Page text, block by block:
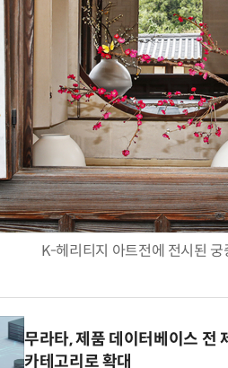
K-헤리티지 아트전에 전시된 궁
무라타, 제품 데이터베이스
카테고리로 확대
현업에서 바로 쓰는 "하네스 엔